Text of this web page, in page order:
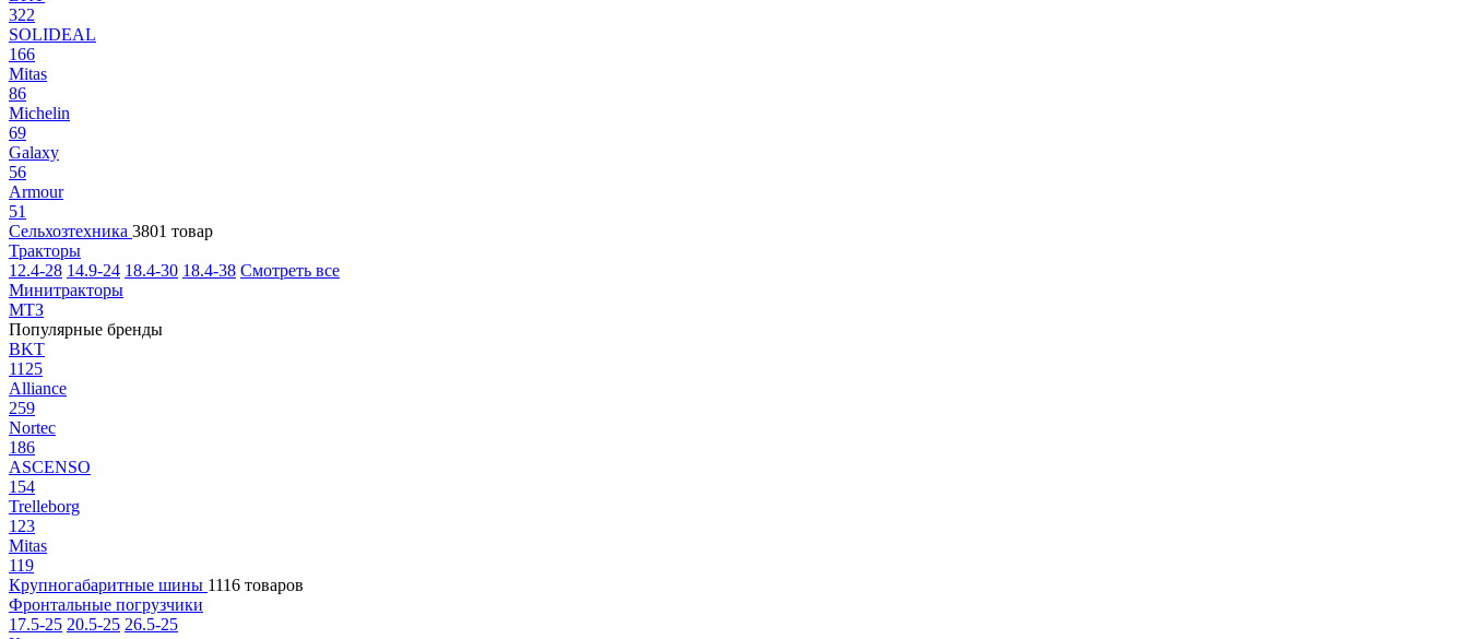
322
SOLIDEAL
166
Mitas
86
Michelin
69
Galaxy
56
Armour
51
Сельхозтехника 3801 товар
Тракторы
12.4-28 14.9-24 18.4-30 18.4-38 Смотреть все
Минитракторы
МТЗ
Популярные бренды
BKT
1125
Alliance
259
Nortec
186
ASCENSO
154
Trelleborg
123
Mitas
119
Крупногабаритные шины 1116 товаров
Фронтальные погрузчики
17.5-25 20.5-25 26.5-25